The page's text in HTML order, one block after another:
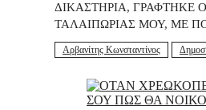
ΔΙΚΑΣΤΗΡΙΑ, ΓΡΑΦΤΗΚΕ
ΤΑΛΑΙΠΩΡΙΑΣ ΜΟΥ, ΜΕ
Αρβανίτης Κωνσταντίνος